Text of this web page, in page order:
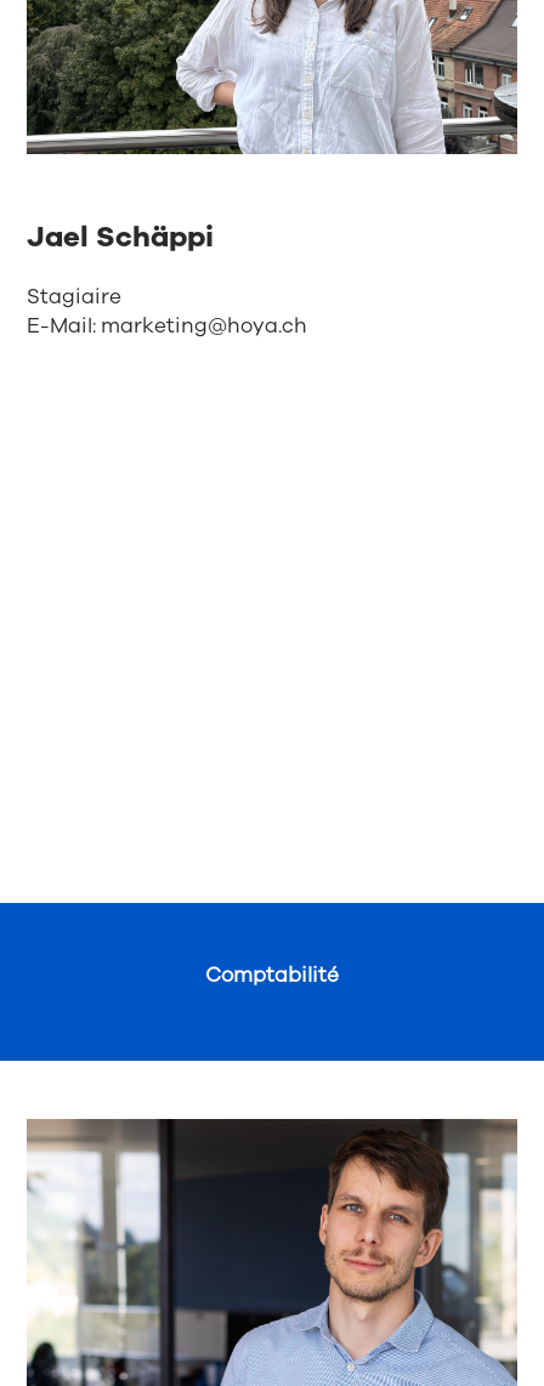
Jael Schäppi
Stagiaire
E-Mail: marketing@hoya.ch
Comptabilité